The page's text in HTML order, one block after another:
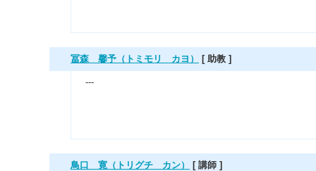
冨森 馨予（トミモリ カヨ） [ 助教 ]
---
鳥口 寛（トリグチ カン） [ 講師 ]